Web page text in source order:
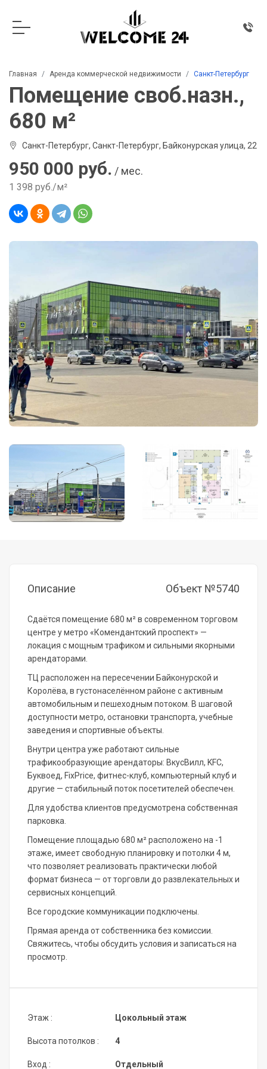
Главная Аренда коммерческой недвижимости Санкт-Петербург
Помещение своб.назн.,
680 м²
Санкт-Петербург, Санкт-Петербург, Байконурская улица, 22
950 000 руб. / мес.
1 398 руб./м²
Описание Объект №5740
Сдаётся помещение 680 м² в современном торговом
центре у метро «Комендантский проспект» —
локация с мощным трафиком и сильными якорными
арендаторами.
ТЦ расположен на пересечении Байконурской и
Королёва, в густонаселённом районе с активным
автомобильным и пешеходным потоком. В шаговой
доступности метро, остановки транспорта, учебные
заведения и спортивные объекты.
Внутри центра уже работают сильные
трафикообразующие арендаторы: ВкусВилл, KFC,
Буквоед, FixPrice, фитнес-клуб, компьютерный клуб и
другие — стабильный поток посетителей обеспечен.
Для удобства клиентов предусмотрена собственная
парковка.
Помещение площадью 680 м² расположено на -1
этаже, имеет свободную планировку и потолки 4 м,
что позволяет реализовать практически любой
формат бизнеса — от торговли до развлекательных и
сервисных концепций.
Все городские коммуникации подключены.
Прямая аренда от собственника без комиссии.
Свяжитесь, чтобы обсудить условия и записаться на
просмотр.
Этаж :
Высота потолков :
Вход :
Цокольный этаж
4
Отдельный